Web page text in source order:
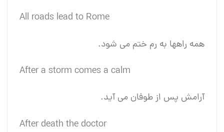
All roads lead to Rome
همه راهها به رم ختم می شود.
After a storm comes a calm
آرامش پس از طوفان می آید.
After death the doctor